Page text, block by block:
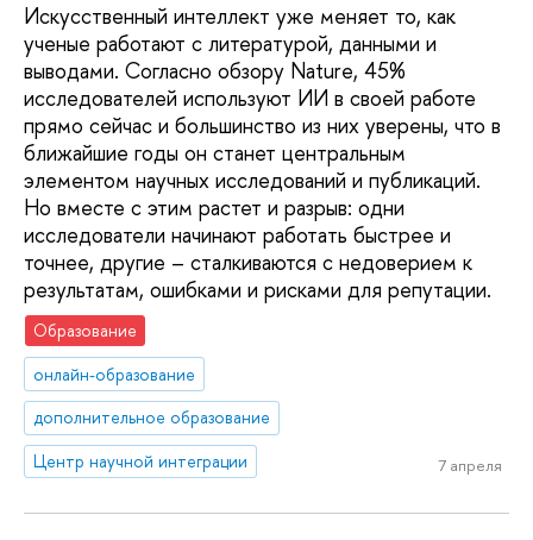
Искусственный интеллект уже меняет то, как
ученые работают с литературой, данными и
выводами. Согласно обзору Nature, 45%
исследователей используют ИИ в своей работе
прямо сейчас и большинство из них уверены, что в
ближайшие годы он станет центральным
элементом научных исследований и публикаций.
Но вместе с этим растет и разрыв: одни
исследователи начинают работать быстрее и
точнее, другие – сталкиваются с недоверием к
результатам, ошибками и рисками для репутации.
Образование
онлайн-образование
дополнительное образование
Центр научной интеграции
7 апреля